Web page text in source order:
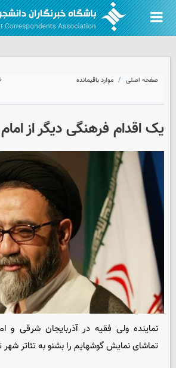
صفحه اصلی موارد باقیمانده ۲۶
یک اقدام فرهنگی دیگر از
نماینده ولی فقیه در آذربایجان شرقی و
تماشای نمایش گوشهایم را بشنو به تئاتر شهر